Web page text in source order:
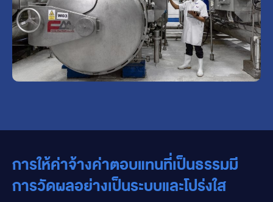
การให้ค่าจ้างค่าตอบแทนที่เป็นธรรมมี
การวัดผลอย่างเป็นระบบและโปร่งใส